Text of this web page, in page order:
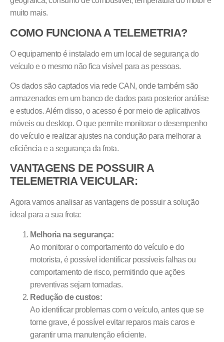
muito mais.
COMO FUNCIONA A TELEMETRIA?
O equipamento é instalado em um local de segurança do
veículo e o mesmo não fica visível para as pessoas.
Os dados são captados via rede CAN, onde também são
armazenados em um banco de dados para posterior análise
e estudos. Além disso, o acesso é por meio de aplicativos
móveis ou desktop. O que permite monitorar o desempenho
do veículo e realizar ajustes na condução para melhorar a
eficiência e a segurança da frota.
VANTAGENS DE POSSUIR A
TELEMETRIA VEICULAR:
Agora vamos analisar as vantagens de possuir a solução
ideal para a sua frota:
Melhoria na segurança:
Ao monitorar o comportamento do veículo e do
motorista, é possível identificar possíveis falhas ou
comportamento de risco, permitindo que ações
preventivas sejam tomadas.
Redução de custos:
Ao identificar problemas com o veículo, antes que se
torne grave, é possível evitar reparos mais caros e
garantir uma manutenção eficiente.